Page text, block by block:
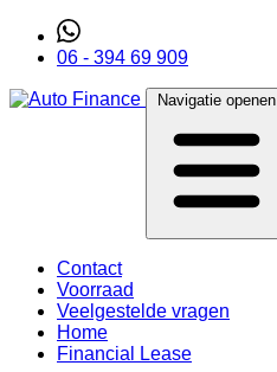
06 - 394 69 909
Navigatie openen
Contact
Voorraad
Veelgestelde vragen
Home
Financial Lease